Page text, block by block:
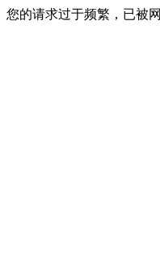
您的请求过于频繁，已被